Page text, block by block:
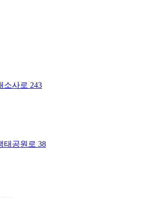
소사로 243
태공원로 38